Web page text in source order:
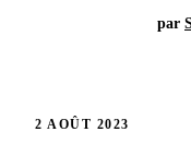
par
2 AOÛT 2023